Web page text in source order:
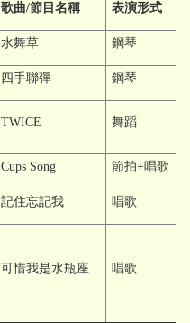
歌曲/節目名稱 表演形式
水舞草 鋼琴
四手聯彈 鋼琴
TWICE 舞蹈
Cups Song 節拍+唱歌
記住忘記我 唱歌
可惜我是水瓶座 唱歌